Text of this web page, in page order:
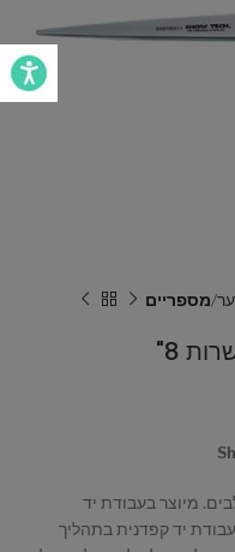
מספריים
מיוצר בעבודת יד
יד קפדנית בתהליך